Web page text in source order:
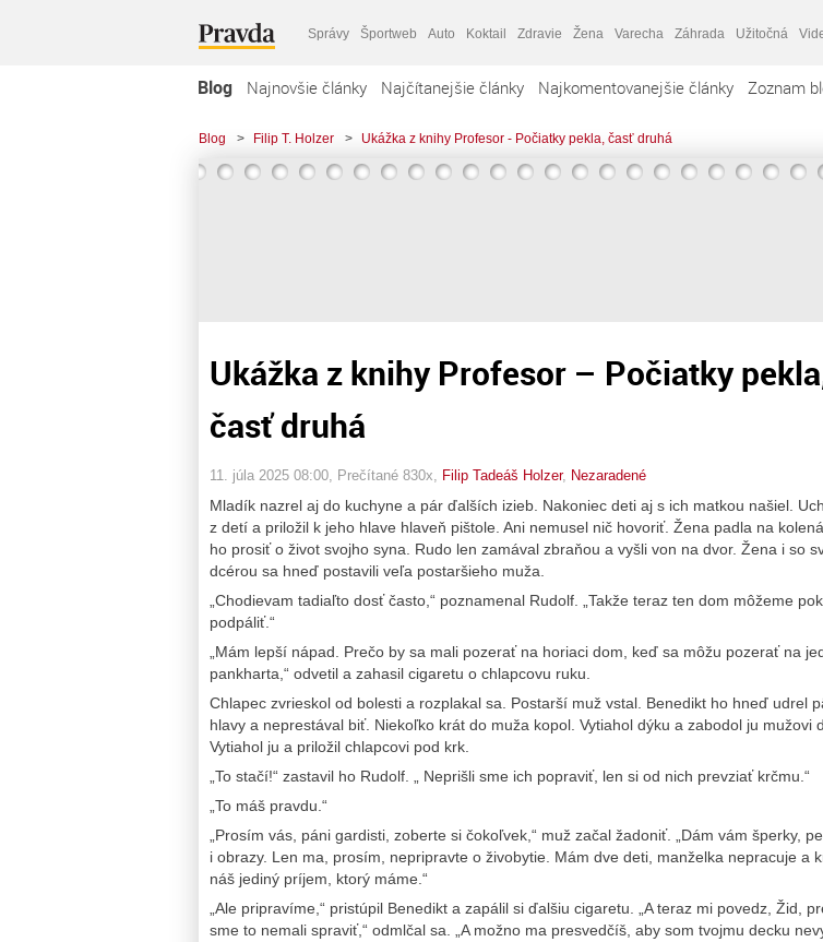
Správy Športweb Auto Koktail Zdravie Žena Varecha Záhrada Užitočná
Blog Najnovšie články Najčítanejšie články Najkomentovanejšie články Zoznam
Blog > Filip T. Holzer > Ukážka z knihy Profesor - Počiatky pekla, časť druhá
Ukážka z knihy Profesor – Počiatky
časť druhá
11. júla 2025 08:00 , Prečítané 830x, Filip Tadeáš Holzer, Nezaradené
Mladík nazrel aj do kuchyne a pár ďalších izieb. Nakoniec deti aj s ich matkou našiel.
z detí a priložil k jeho hlave hlaveň pištole. Ani nemusel nič hovoriť. Žena padla na
ho prosiť o život svojho syna. Rudo len zamával zbraňou a vyšli von na dvor. Žena i so
dcérou sa hneď postavili veľa postaršieho muža.
„Chodievam tadiaľto dosť často,“ poznamenal Rudolf. „Takže teraz ten dom môžeme
podpáliť.“
„Mám lepší nápad. Prečo by sa mali pozerať na horiaci dom, keď sa môžu pozerať na
pankharta,“ odvetil a zahasil cigaretu o chlapcovu ruku.
Chlapec zvrieskol od bolesti a rozplakal sa. Postarší muž vstal. Benedikt ho hneď udrel
hlavy a neprestával biť. Niekoľko krát do muža kopol. Vytiahol dýku a zabodol ju mužovi
Vytiahol ju a priložil chlapcovi pod krk.
„To stačí!“ zastavil ho Rudolf. „ Neprišli sme ich popraviť, len si od nich prevziať krčmu.“
„To máš pravdu.“
„Prosím vás, páni gardisti, zoberte si čokoľvek,“ muž začal žadoniť. „Dám vám šperky,
i obrazy. Len ma, prosím, nepripravte o živobytie. Mám dve deti, manželka nepracuje a
náš jediný príjem, ktorý máme.“
„Ale pripravíme,“ pristúpil Benedikt a zapálil si ďalšiu cigaretu. „A teraz mi povedz, Žid,
sme to nemali spraviť,“ odmlčal sa. „A možno ma presvedčíš, aby som tvojmu decku